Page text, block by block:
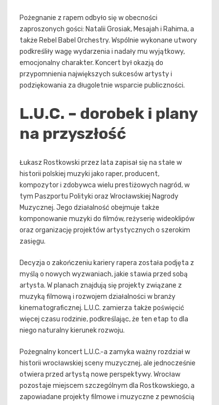
Pożegnanie z rapem odbyło się w obecności
zaproszonych gości: Natalii Grosiak, Mesajah i Rahima, a
także Rebel Babel Orchestry. Wspólnie wykonane utwory
podkreśliły wagę wydarzenia i nadały mu wyjątkowy,
emocjonalny charakter. Koncert był okazją do
przypomnienia największych sukcesów artysty i
podziękowania za długoletnie wsparcie publiczności.
L.U.C. – dorobek i plany
na przyszłość
Łukasz Rostkowski przez lata zapisał się na stałe w
historii polskiej muzyki jako raper, producent,
kompozytor i zdobywca wielu prestiżowych nagród, w
tym Paszportu Polityki oraz Wrocławskiej Nagrody
Muzycznej. Jego działalność obejmuje także
komponowanie muzyki do filmów, reżyserię wideoklipów
oraz organizację projektów artystycznych o szerokim
zasięgu.
Decyzja o zakończeniu kariery rapera została podjęta z
myślą o nowych wyzwaniach, jakie stawia przed sobą
artysta. W planach znajdują się projekty związane z
muzyką filmową i rozwojem działalności w branży
kinematograficznej. L.U.C. zamierza także poświęcić
więcej czasu rodzinie, podkreślając, że ten etap to dla
niego naturalny kierunek rozwoju.
Pożegnalny koncert L.U.C.-a zamyka ważny rozdział w
historii wrocławskiej sceny muzycznej, ale jednocześnie
otwiera przed artystą nowe perspektywy. Wrocław
pozostaje miejscem szczególnym dla Rostkowskiego, a
zapowiadane projekty filmowe i muzyczne z pewnością